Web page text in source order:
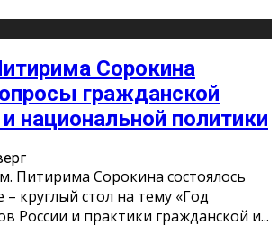
Сорокина
гражданской
и национальной политики
Питирима Сорокина состоялось
– круглый стол на тему «Год
России и практики гражданской и...